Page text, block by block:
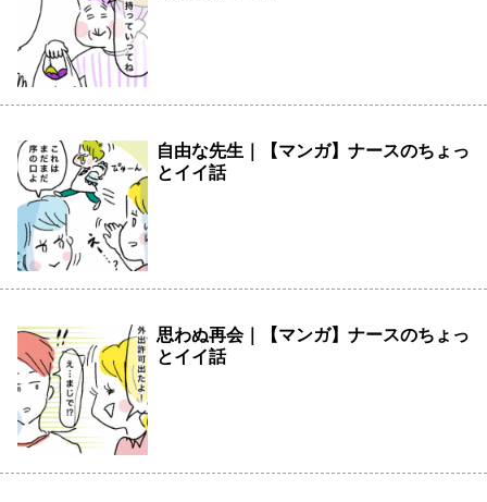
自由な先生｜【マンガ】ナースのちょっ
とイイ話
思わぬ再会｜【マンガ】ナースのちょっ
とイイ話